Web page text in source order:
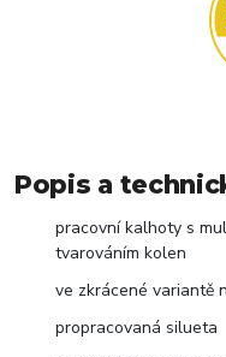
Popis a
pracovní kalhoty s
tvarováním kolen
ve zkrácené variantě
propracovaná silueta